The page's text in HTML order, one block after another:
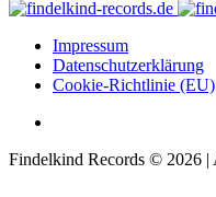
Impressum
Datenschutzerklärung
Cookie-Richtlinie (EU)
Findelkind Records © 2026 |